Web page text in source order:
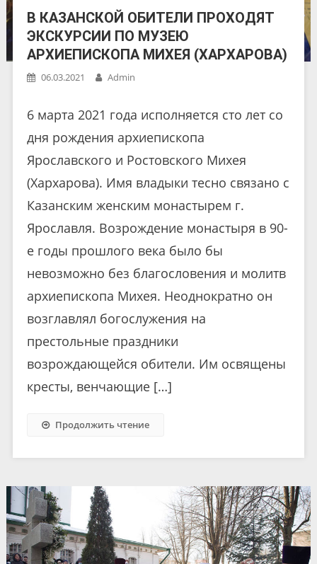
В КАЗАНСКОЙ ОБИТЕЛИ ПРОХОДЯТ
ЭКСКУРСИИ ПО МУЗЕЮ
АРХИЕПИСКОПА МИХЕЯ (ХАРХАРОВА)
06.03.2021 Admin
6 марта 2021 года исполняется сто лет со
дня рождения архиепископа
Ярославского и Ростовского Михея
(Хархарова). Имя владыки тесно связано с
Казанским женским монастырем г.
Ярославля. Возрождение монастыря в 90-
е годы прошлого века было бы
невозможно без благословения и молитв
архиепископа Михея. Неоднократно он
возглавлял богослужения на
престольные праздники
возрождающейся обители. Им освящены
кресты, венчающие […]
Продолжить чтение